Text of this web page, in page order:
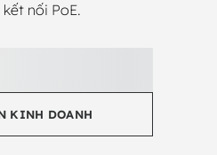
nối PoE.
KINH DOANH